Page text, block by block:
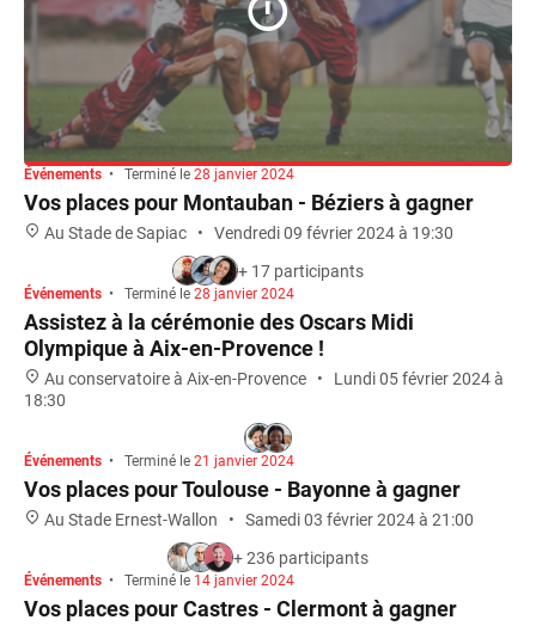
Événements • Terminé le 28 janvier 2024
Vos places pour Montauban - Béziers à gagner
Au Stade de Sapiac •
Vendredi 09 février 2024 à 19:30
+ 17 participants
Événements • Terminé le 28 janvier 2024
Assistez à la cérémonie des Oscars Midi
Olympique à Aix-en-Provence !
Au conservatoire à Aix-en-Provence •
Lundi 05 février 2024 à
18:30
Événements • Terminé le 21 janvier 2024
Vos places pour Toulouse - Bayonne à gagner
Au Stade Ernest-Wallon •
Samedi 03 février 2024 à 21:00
+ 236 participants
Événements • Terminé le 14 janvier 2024
Vos places pour Castres - Clermont à gagner